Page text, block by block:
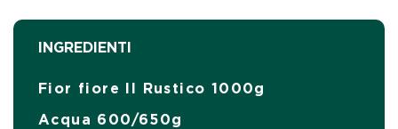
INGREDIENTI
Fior fiore Il Rustico 1000g
Acqua 600/650g